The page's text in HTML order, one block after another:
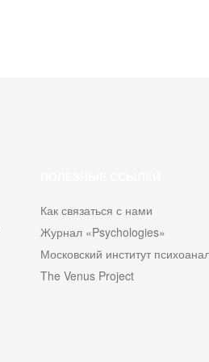
Как связаться с нами
Журнал «Psychologies»
Московский институт
The Venus Project